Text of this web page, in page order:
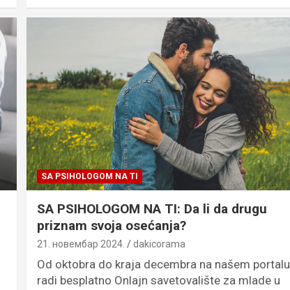
SA PSIHOLOGOM NA TI
SA PSIHOLOGOM NA TI: Da li da drugu
priznam svoja osećanja?
21. новембар 2024. dakicorama
Od oktobra do kraja decembra na našem portalu
radi besplatno Onlajn savetovalište za mlade u